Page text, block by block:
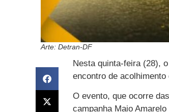
Arte: Detran-DF
Nesta quinta-feira (28),
encontro de
O evento, que ocorre
campanha Maio